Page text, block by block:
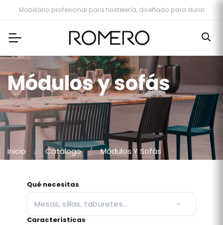
Mobiliario profesional para hostelería, diseñado para durar
Módulos y sofás
Inicio Catálogo Módulos Y Sofás
Qué necesitas
Mesas, sillas, taburetes…
Características